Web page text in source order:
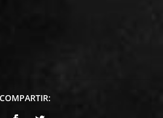
COMPARTIR: